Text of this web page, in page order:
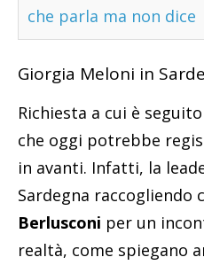
che parla ma non dice
Giorgia Meloni in
Richiesta a cui è
che oggi potrebbe
in avanti. Infatti, la
Sardegna raccogliendo
Berlusconi per un
realtà, come spiegano